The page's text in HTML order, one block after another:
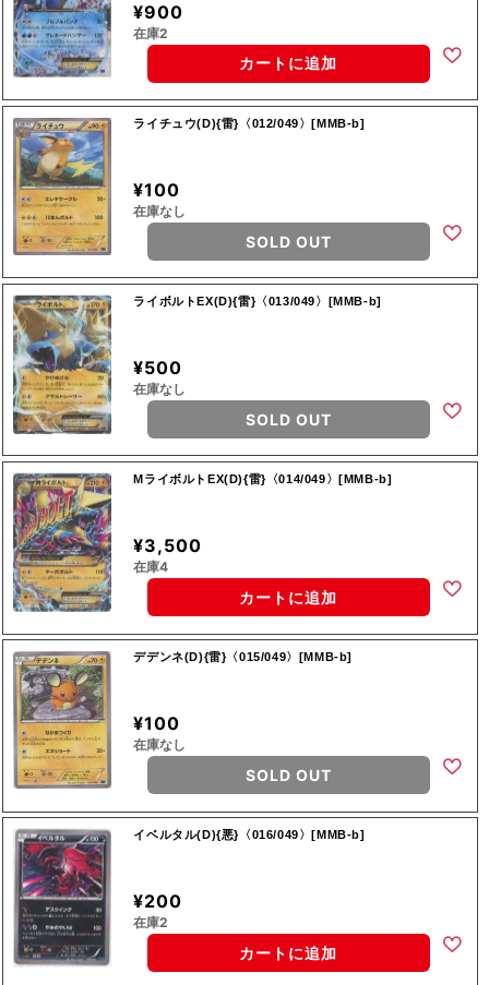
¥900
在庫2
カートに追加
ライチュウ(D){雷}〈012/049〉[MMB-b]
¥100
在庫なし
SOLD OUT
ライボルトEX(D){雷}〈013/049〉[MMB-b]
¥500
在庫なし
SOLD OUT
MライボルトEX(D){雷}〈014/049〉[MMB-b]
¥3,500
在庫4
カートに追加
デデンネ(D){雷}〈015/049〉[MMB-b]
¥100
在庫なし
SOLD OUT
イベルタル(D){悪}〈016/049〉[MMB-b]
¥200
在庫2
カートに追加